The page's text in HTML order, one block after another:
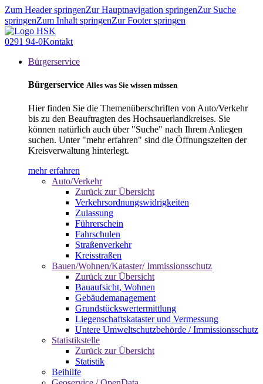
Zum Header springenZur Hauptnavigation springenZur Suche
springenZum Inhalt springenZur Footer springen
0291 94-0Kontakt
Bürgerservice
Bürgerservice Alles was Sie wissen müssen
Hier finden Sie die Themenüberschriften von Auto/Verkehr
bis zu den Beauftragten des Hochsauerlandkreises. Sie
können natürlich auch über "Suche" nach Ihrem Anliegen
suchen. Unter "mehr erfahren" sind die Öffnungszeiten der
Kreisverwaltung hinterlegt.
mehr erfahren
Auto/Verkehr
Zurück zur Übersicht
Verkehrsordnungswidrigkeiten
Zulassung
Führerschein
Fahrschulen
Straßenverkehr
Kreisstraßen
Bauen/Wohnen/Kataster/ Immissionsschutz
Zurück zur Übersicht
Bauaufsicht, Wohnen
Gebäudemanagement
Grundstückswertermittlung
Liegenschaftskataster und Vermessung
Untere Umweltschutzbehörde / Immissionsschutz
Statistikstelle
Zurück zur Übersicht
Statistik
Beihilfe